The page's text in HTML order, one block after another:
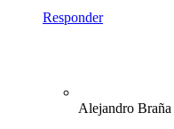
Responder
Alejandro Braña